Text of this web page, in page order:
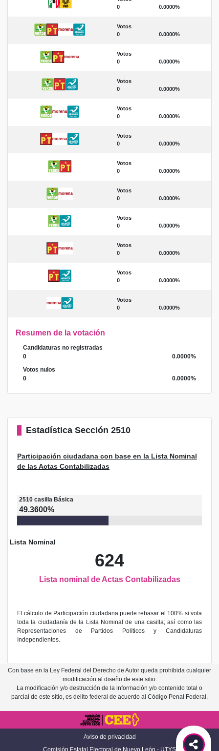
0
0.0000%
Votos
0
0.0000%
Votos
0
0.0000%
Votos
0
0.0000%
Votos
0
0.0000%
Votos
0
0.0000%
Votos
0
0.0000%
Votos
0
0.0000%
Votos
0
0.0000%
Votos
0
0.0000%
Votos
0
0.0000%
Votos
0
0.0000%
Resumen de la votación
Candidaturas no registradas
0
0.0000%
Votos nulos
0
0.0000%
Estadística Sección 2510
Participación ciudadana con base en la Lista Nominal
de las Actas Contabilizadas
2510 casilla Básica
49.3600%
Lista Nominal
624
Lista nominal de Actas Contabilizadas
El cálculo de Participación ciudadana puede rebasar el 100% si vota
toda la ciudadanía de la Lista Nominal de una casilla; así como las
Representaciones de Partidos Políticos y Candidaturas
Independientes.
Con base en la Ley Federal del Derecho de Autor queda prohibida cualquier
modificación al diseño de este sitio.
La modificación y/o destrucción de la información y/o contenido total o
parcial de este sitio, es delito federal de acuerdo al Código Penal Federal.
Aviso de privacidad
Comisión Estatal Electoral de Nuevo León - UTYS